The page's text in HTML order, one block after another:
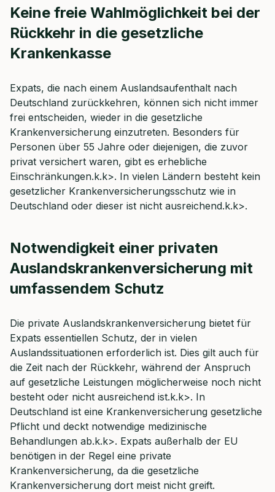
Keine freie Wahlmöglichkeit bei der
Rückkehr in die gesetzliche
Krankenkasse
Expats, die nach einem Auslandsaufenthalt nach
Deutschland zurückkehren, können sich nicht immer
frei entscheiden, wieder in die gesetzliche
Krankenversicherung einzutreten. Besonders für
Personen über 55 Jahre oder diejenigen, die zuvor
privat versichert waren, gibt es erhebliche
Einschränkungen.k.k>. In vielen Ländern besteht kein
gesetzlicher Krankenversicherungsschutz wie in
Deutschland oder dieser ist nicht ausreichend.k.k>.
Notwendigkeit einer privaten
Auslandskrankenversicherung mit
umfassendem Schutz
Die private Auslandskrankenversicherung bietet für
Expats essentiellen Schutz, der in vielen
Auslandssituationen erforderlich ist. Dies gilt auch für
die Zeit nach der Rückkehr, während der Anspruch
auf gesetzliche Leistungen möglicherweise noch nicht
besteht oder nicht ausreichend ist.k.k>. In
Deutschland ist eine Krankenversicherung gesetzliche
Pflicht und deckt notwendige medizinische
Behandlungen ab.k.k>. Expats außerhalb der EU
benötigen in der Regel eine private
Krankenversicherung, da die gesetzliche
Krankenversicherung dort meist nicht greift.